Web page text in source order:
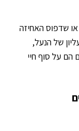
שדפוס האחיזה
של הנעל,
הם על סוף חיי